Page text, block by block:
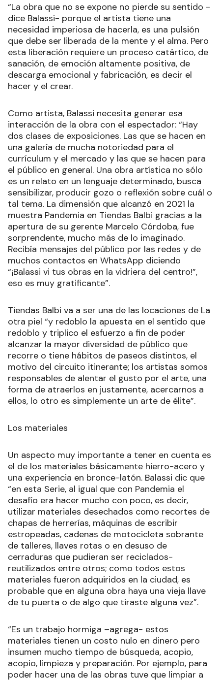
“La obra que no se expone no pierde su sentido -
dice Balassi- porque el artista tiene una
necesidad imperiosa de hacerla, es una pulsión
que debe ser liberada de la mente y el alma. Pero
esta liberación requiere un proceso catártico, de
sanación, de emoción altamente positiva, de
descarga emocional y fabricación, es decir el
hacer y el crear.
Como artista, Balassi necesita generar esa
interacción de la obra con el espectador: “Hay
dos clases de exposiciones. Las que se hacen en
una galería de mucha notoriedad para el
currículum y el mercado y las que se hacen para
el público en general. Una obra artística no sólo
es un relato en un lenguaje determinado, busca
sensibilizar, producir gozo o reflexión sobre cuál o
tal tema. La dimensión que alcanzó en 2021 la
muestra Pandemia en Tiendas Balbi gracias a la
apertura de su gerente Marcelo Córdoba, fue
sorprendente, mucho más de lo imaginado.
Recibía mensajes del público por las redes y de
muchos contactos en WhatsApp diciendo
“¡Balassi vi tus obras en la vidriera del centro!”,
eso es muy gratificante”.
Tiendas Balbi va a ser una de las locaciones de La
otra piel “y redoblo la apuesta en el sentido que
redoblo y triplico el esfuerzo a fin de poder
alcanzar la mayor diversidad de público que
recorre o tiene hábitos de paseos distintos, el
motivo del circuito itinerante; los artistas somos
responsables de alentar el gusto por el arte, una
forma de atraerlos en justamente, acercarnos a
ellos, lo otro es simplemente un arte de élite”.
Los materiales
Un aspecto muy importante a tener en cuenta es
el de los materiales básicamente hierro-acero y
una experiencia en bronce-latón. Balassi dic que
“en esta Serie, al igual que con Pandemia el
desafío era hacer mucho con poco, es decir,
utilizar materiales desechados como recortes de
chapas de herrerías, máquinas de escribir
estropeadas, cadenas de motocicleta sobrante
de talleres, llaves rotas o en desuso de
cerraduras que pudieran ser reciclados-
reutilizados entre otros; como todos estos
materiales fueron adquiridos en la ciudad, es
probable que en alguna obra haya una vieja llave
de tu puerta o de algo que tiraste alguna vez”.
“Es un trabajo hormiga –agrega- estos
materiales tienen un costo nulo en dinero pero
insumen mucho tiempo de búsqueda, acopio,
acopio, limpieza y preparación. Por ejemplo, para
poder hacer una de las obras tuve que limpiar a